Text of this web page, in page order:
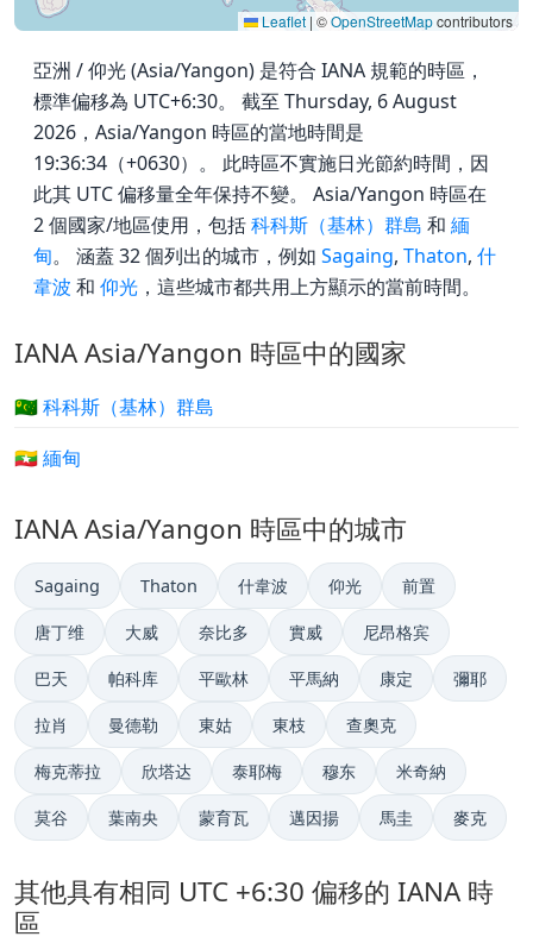
Leaflet | ©OpenStreetMapcontributors
亞洲 / 仰光 (Asia/Yangon) 是符合 IANA 規範的時區，
標準偏移為 UTC+6:30。 截至 Thursday, 6 August
2026，Asia/Yangon 時區的當地時間是
19:36:34（+0630）。 此時區不實施日光節約時間，因
此其 UTC 偏移量全年保持不變。 Asia/Yangon 時區在
2 個國家/地區使用，包括科科斯（基林）群島 和 緬
甸。 涵蓋 32 個列出的城市，例如 Sagaing, Thaton, 什
韋波 和 仰光 ，這些城市都共用上方顯示的當前時間。
IANA Asia/Yangon 時區中的國家
🇨🇨 科科斯（基林）群島
🇲🇲 緬甸
IANA Asia/Yangon 時區中的城市
Sagaing Thaton 什韋波 仰光 前置
唐丁维 大威 奈比多 實威 尼昂格宾
巴天 帕科库 平歐林 平馬納 康定 彌耶
拉肖 曼德勒 東姑 東枝 查奧克
梅克蒂拉 欣塔达 泰耶梅 穆东 米奇納
莫谷 葉南央 蒙育瓦 邁因揚 馬圭 麥克
其他具有相同 UTC +6:30 偏移的 IANA 時
區